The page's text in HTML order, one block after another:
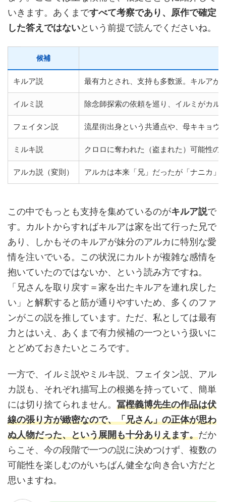
いきます。あくまですべて考察であり、原作で確定
した答えではないという前提で読んでくださいね。
候補
キルア説 最有力とされ、支持も多数派。キルアが
イルミ説 除念師探索の依頼を巡り、イルミがカル
フェイタン説 流星街出身という共通点や、母キキョウ
ミルキ説 クロロに奪われた（盗まれた）可能性の
アルカ説（変則） アルカは本来「兄」だったが「ナニカ」
この中でもっとも支持を集めているのがキルア説で
す。カルトからすればキルアは家を出て行った兄で
あり、しかもそのキルアが妹分のアルカに特別な愛
情を注いでいる。この状況にカルトが複雑な感情を
抱いていたのではないか、という読み方ですね。
「兄さんを取り戻す＝家を出たキルアを連れ戻した
い」と解釈すると筋が通りやすいため、多くのファ
ンがこの説を推しています。ただ、私としては最有
力とはいえ、あくまで有力候補の一つという扱いに
とどめておきたいところです。
一方で、イルミ説やミルキ説、フェイタン説、アル
カ説も、それぞれ描写上の根拠を持っていて、簡単
には切り捨てられません。 冨樫義博先生の作品は伏
線の張り方が緻密なので、「兄さん」の正体が思わ
ぬ人物だった、という展開も十分ありえます。だか
らこそ、今の段階で一つの説に決めつけず、複数の
可能性を楽しむのがいちばん健全な向き合い方だと
思いますね。